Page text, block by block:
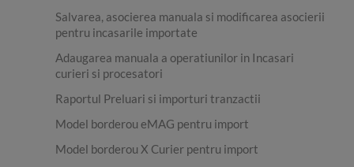
Salvarea, asocierea manuala si modificarea asocierii
pentru incasarile importate
Adaugarea manuala a operatiunilor in Incasari
curieri si procesatori
Raportul Preluari si importuri tranzactii
Model borderou eMAG pentru import
Model borderou X Curier pentru import